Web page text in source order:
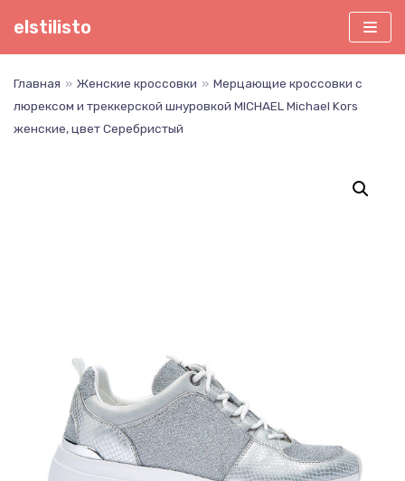
Перейти
elstilisto
Главная » Женские кроссовки » Мерцающие кроссовки с
люрексом и треккерской шнуровкой MICHAEL Michael Kors
женские, цвет Серебристый